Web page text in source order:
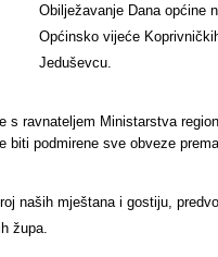
Obilježavanje Dana općine
Općinsko vijeće
Jeduševcu.
ravnateljem Ministarstva
podmirene sve obveze
naših mještana i gostiju,
župa.